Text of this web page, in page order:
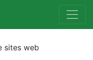
sites web